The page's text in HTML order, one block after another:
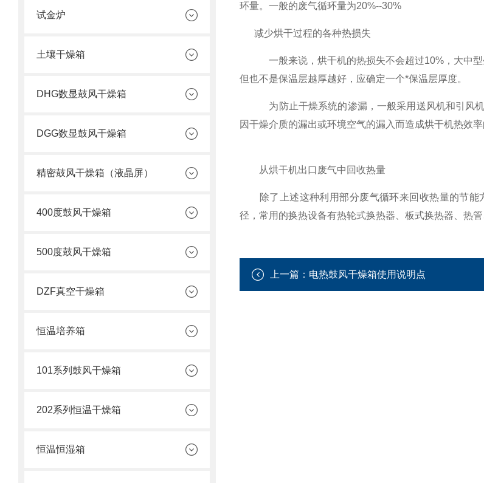
试金炉
土壤干燥箱
DHG数显鼓风干燥箱
DGG数显鼓风干燥箱
精密鼓风干燥箱（液晶屏）
400度鼓风干燥箱
500度鼓风干燥箱
DZF真空干燥箱
恒温培养箱
101系列鼓风干燥箱
202系列恒温干燥箱
恒温恒湿箱
环量。一般的废气循环量为20%--30%
减少烘干过程的各种热损失
一般来说，烘干机的热损失不会超过10%，大中型
但也不是保温层越厚越好，应确定一个*保温层厚度。
为防止干燥系统的渗漏，一般采用送风机和引风机
因干燥介质的漏出或环境空气的漏入而造成烘干机热效率
从烘干机出口废气中回收热量
除了上述这种利用部分废气循环来回收热量的节能
径，常用的换热设备有热轮式换热器、板式换热器、热管
上一篇： 电热鼓风干燥箱使用说明点